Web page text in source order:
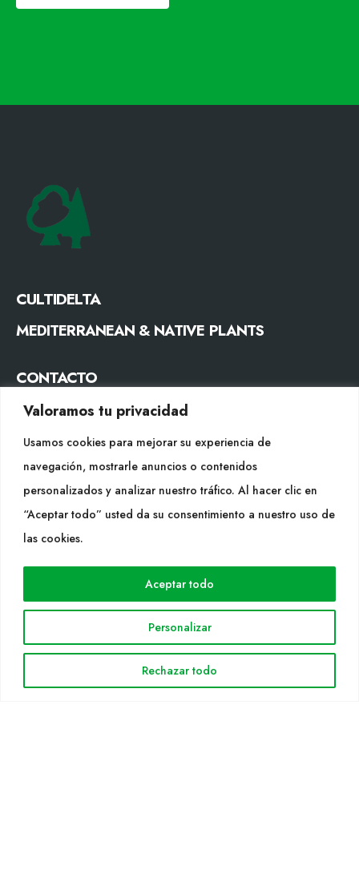
Valoramos tu privacidad
Usamos cookies para mejorar su experiencia de
navegación, mostrarle anuncios o contenidos
personalizados y analizar nuestro tráfico. Al hacer clic en
“Aceptar todo” usted da su consentimiento a nuestro uso de
las cookies.
Personalizar
Rechazar todo
Aceptar todo
CULTIDELTA
MEDITERRANEAN & NATIVE PLANTS
CONTACTO
Tel. +34 977053013
SÍGUENOS
WEB
Cultidelta
Solicitud Catálogo